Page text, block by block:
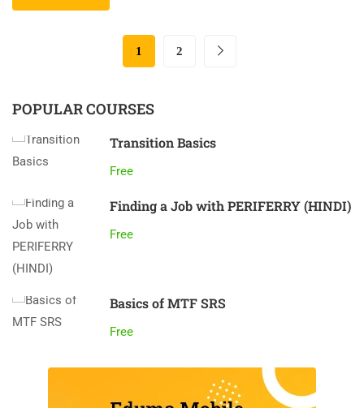
1 2
POPULAR COURSES
Transition Basics
Free
Finding a Job with PERIFERRY (HINDI)
Free
Basics of MTF SRS
Free